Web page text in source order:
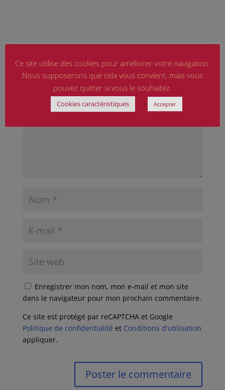
Votre adresse e-mail ne sera pas publiée. Les
champs obligatoires sont indiqués avec*
Enregistrer mon nom, mon e-mail et mon site
dans le navigateur pour mon prochain commentaire.
Ce site est protégé par reCAPTCHA et Google
Politique de confidentialité et Conditions d'utilisation
appliquer.
Ce site utilise des cookies pour améliorer votre navigation.
Nous supposerons que cela vous convient, mais vous
pouvez quitter si vous le souhaitez.
Cookies caractéristiques Accepter